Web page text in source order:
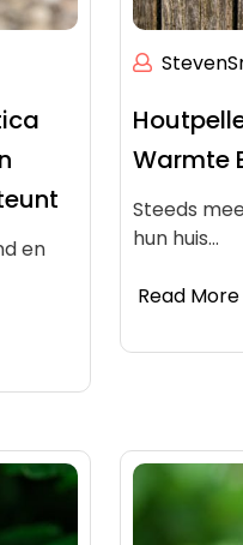
en
Warmte
Steeds
hun huis…
Read More